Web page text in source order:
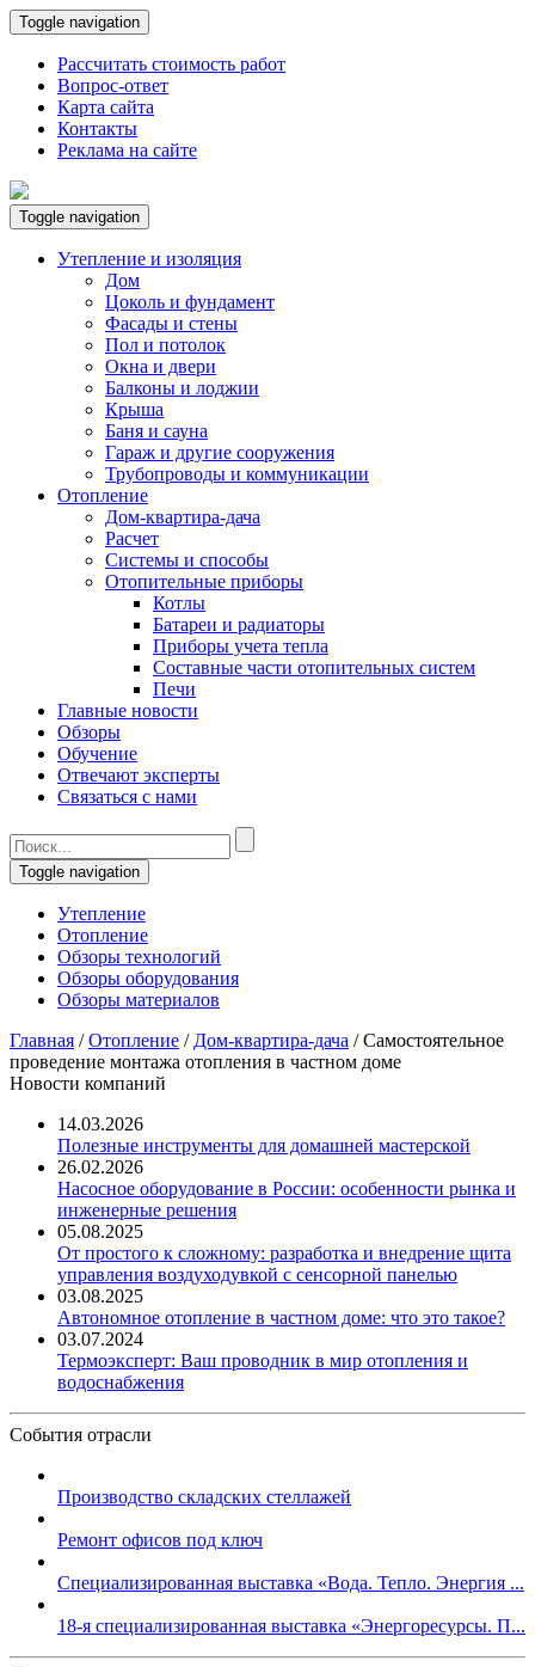
Toggle navigation
Рассчитать стоимость работ
Вопрос-ответ
Карта сайта
Контакты
Реклама на сайте
Toggle navigation
Утепление и изоляция
Дом
Цоколь и фундамент
Фасады и стены
Пол и потолок
Окна и двери
Балконы и лоджии
Крыша
Баня и сауна
Гараж и другие сооружения
Трубопроводы и коммуникации
Отопление
Дом-квартира-дача
Расчет
Системы и способы
Отопительные приборы
Котлы
Батареи и радиаторы
Приборы учета тепла
Составные части отопительных систем
Печи
Главные новости
Обзоры
Обучение
Отвечают эксперты
Связаться с нами
Toggle navigation
Утепление
Отопление
Обзоры технологий
Обзоры оборудования
Обзоры материалов
Главная /Отопление / Дом-квартира-дача /Самостоятельное
проведение монтажа отопления в частном доме
Новости компаний
14.03.2026
Полезные инструменты для домашней мастерской
26.02.2026
Насосное оборудование в России: особенности рынка и
инженерные решения
05.08.2025
От простого к сложному: разработка и внедрение щита
управления воздуходувкой с сенсорной панелью
03.08.2025
Автономное отопление в частном доме: что это такое?
03.07.2024
Термоэксперт: Ваш проводник в мир отопления и
водоснабжения
События отрасли
Производство складских стеллажей
Ремонт офисов под ключ
Специализированная выставка «Вода. Тепло. Энергия ...
18-я специализированная выставка «Энергоресурсы. П...